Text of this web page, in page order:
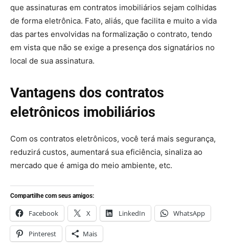
que assinaturas em contratos imobiliários sejam colhidas
de forma eletrônica. Fato, aliás, que facilita e muito a vida
das partes envolvidas na formalização o contrato, tendo
em vista que não se exige a presença dos signatários no
local de sua assinatura.
Vantagens dos contratos
eletrônicos imobiliários
Com os contratos eletrônicos, você terá mais segurança,
reduzirá custos, aumentará sua eficiência, sinaliza ao
mercado que é amiga do meio ambiente, etc.
Compartilhe com seus amigos:
Facebook X LinkedIn WhatsApp
Pinterest Mais